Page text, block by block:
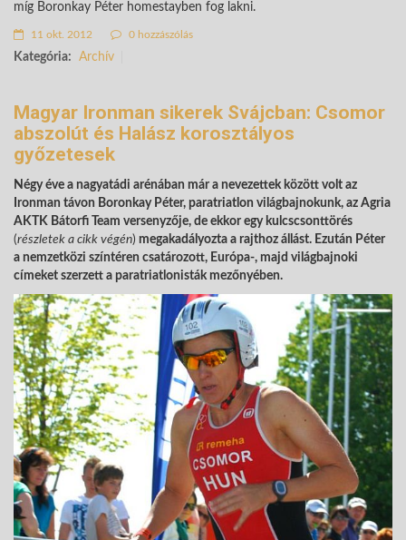
míg Boronkay Péter homestayben fog lakni.
11 okt. 2012 0 hozzászólás
Kategória: Archív
Magyar Ironman sikerek Svájcban: Csomor
abszolút és Halász korosztályos
győzetesek
Négy éve a nagyatádi arénában már a nevezettek között volt az
Ironman távon Boronkay Péter, paratriatlon világbajnokunk, az Agria
AKTK Bátorfi Team versenyzője, de ekkor egy kulcscsonttörés
(részletek a cikk végén) megakadályozta a rajthoz állást. Ezután Péter
a nemzetközi színtéren csatározott, Európa-, majd világbajnoki
címeket szerzett a paratriatlonisták mezőnyében.